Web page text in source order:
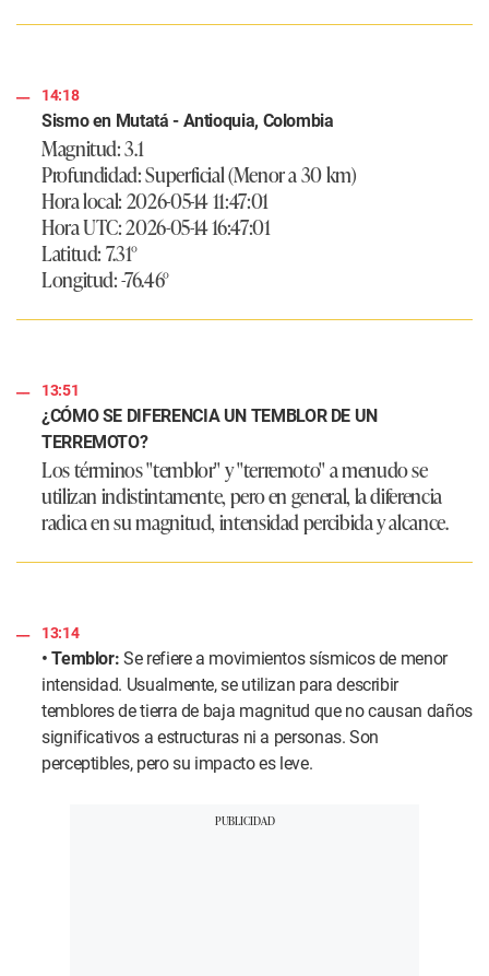
14:18
Sismo en Mutatá - Antioquia, Colombia
Magnitud: 3.1
Profundidad: Superficial (Menor a 30 km)
Hora local: 2026-05-14 11:47:01
Hora UTC: 2026-05-14 16:47:01
Latitud: 7.31°
Longitud: -76.46°
13:51
¿CÓMO SE DIFERENCIA UN TEMBLOR DE UN
TERREMOTO?
Los términos "temblor" y "terremoto" a menudo se
utilizan indistintamente, pero en general, la diferencia
radica en su magnitud, intensidad percibida y alcance.
13:14
• Temblor: Se refiere a movimientos sísmicos de menor
intensidad. Usualmente, se utilizan para describir
temblores de tierra de baja magnitud que no causan daños
significativos a estructuras ni a personas. Son
perceptibles, pero su impacto es leve.